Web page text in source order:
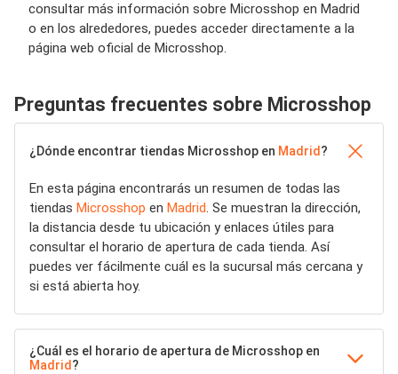
consultar más información sobre Microsshop en Madrid
o en los alrededores, puedes acceder directamente a la
página web oficial de Microsshop.
Preguntas frecuentes sobre Microsshop
¿Dónde encontrar tiendas Microsshop en Madrid ?
En esta página encontrarás un resumen de todas las
tiendas Microsshop en Madrid. Se muestran la dirección,
la distancia desde tu ubicación y enlaces útiles para
consultar el horario de apertura de cada tienda. Así
puedes ver fácilmente cuál es la sucursal más cercana y
si está abierta hoy.
¿Cuál es el horario de apertura de Microsshop en
Madrid ?